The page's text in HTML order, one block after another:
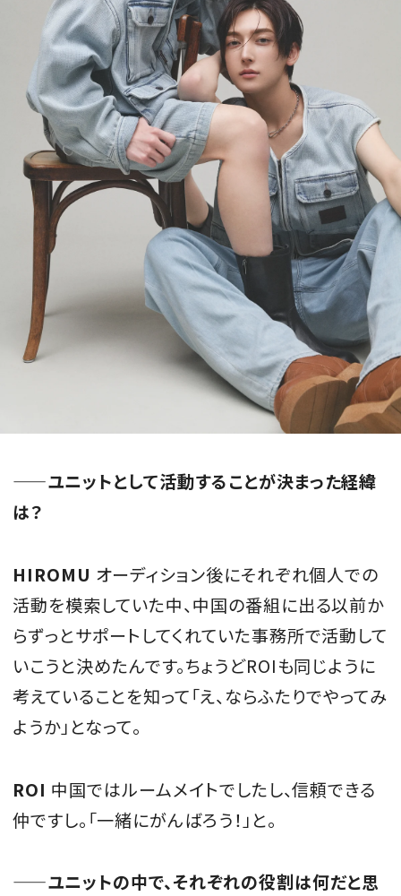
——ユニットとして活動することが決まった経緯
は？
HIROMU オーディション後にそれぞれ個人での
活動を模索していた中、中国の番組に出る以前か
らずっとサポートしてくれていた事務所で活動して
いこうと決めたんです。ちょうどROIも同じように
考えていることを知って「え、ならふたりでやってみ
ようか」となって。
ROI 中国ではルームメイトでしたし、信頼できる
仲ですし。「一緒にがんばろう！」と。
——ユニットの中で、それぞれの役割は何だと思